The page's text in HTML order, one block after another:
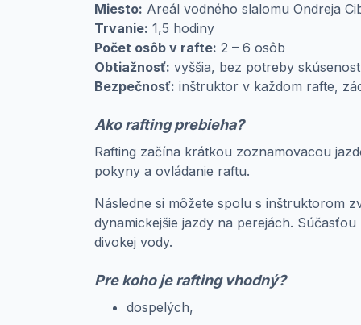
Miesto: Areál vodného slalomu Ondreja
Trvanie: 1,5 hodiny
Počet osôb v rafte: 2 – 6 osôb
Obtiažnosť: vyššia, bez potreby
Bezpečnosť: inštruktor v každom rafte,
Ako rafting prebieha?
Rafting začína krátkou zoznamovacou
pokyny a ovládanie raftu.
Následne si môžete spolu s inštruktorom
dynamickejšie jazdy na perejách.
divokej vody.
Pre koho je rafting vhodný?
dospelých,